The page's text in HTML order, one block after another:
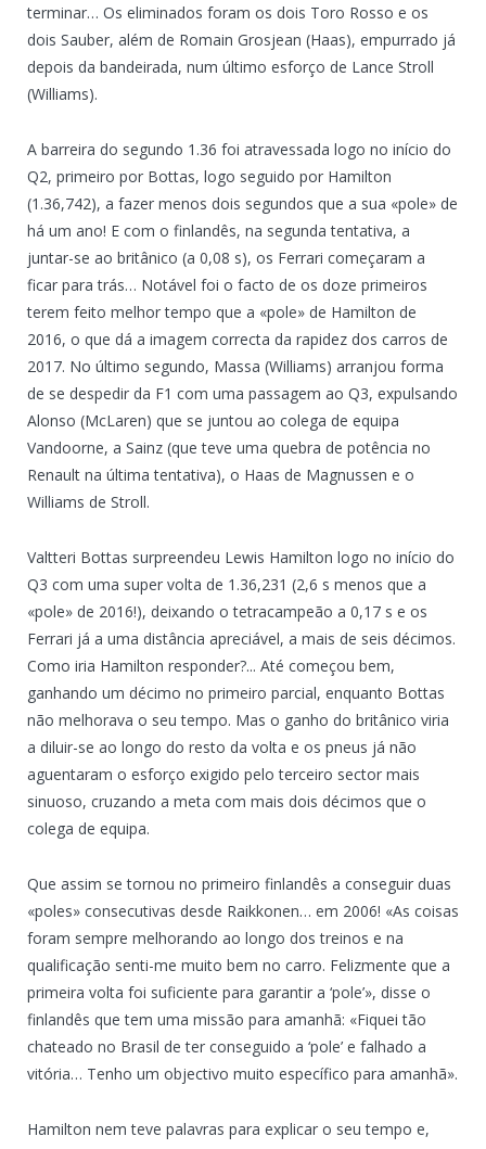
terminar… Os eliminados foram os dois Toro Rosso e os
dois Sauber, além de Romain Grosjean (Haas), empurrado já
depois da bandeirada, num último esforço de Lance Stroll
(Williams).
A barreira do segundo 1.36 foi atravessada logo no início do
Q2, primeiro por Bottas, logo seguido por Hamilton
(1.36,742), a fazer menos dois segundos que a sua «pole» de
há um ano! E com o finlandês, na segunda tentativa, a
juntar-se ao britânico (a 0,08 s), os Ferrari começaram a
ficar para trás… Notável foi o facto de os doze primeiros
terem feito melhor tempo que a «pole» de Hamilton de
2016, o que dá a imagem correcta da rapidez dos carros de
2017. No último segundo, Massa (Williams) arranjou forma
de se despedir da F1 com uma passagem ao Q3, expulsando
Alonso (McLaren) que se juntou ao colega de equipa
Vandoorne, a Sainz (que teve uma quebra de potência no
Renault na última tentativa), o Haas de Magnussen e o
Williams de Stroll.
Valtteri Bottas surpreendeu Lewis Hamilton logo no início do
Q3 com uma super volta de 1.36,231 (2,6 s menos que a
«pole» de 2016!), deixando o tetracampeão a 0,17 s e os
Ferrari já a uma distância apreciável, a mais de seis décimos.
Como iria Hamilton responder?... Até começou bem,
ganhando um décimo no primeiro parcial, enquanto Bottas
não melhorava o seu tempo. Mas o ganho do britânico viria
a diluir-se ao longo do resto da volta e os pneus já não
aguentaram o esforço exigido pelo terceiro sector mais
sinuoso, cruzando a meta com mais dois décimos que o
colega de equipa.
Que assim se tornou no primeiro finlandês a conseguir duas
«poles» consecutivas desde Raikkonen… em 2006! «As coisas
foram sempre melhorando ao longo dos treinos e na
qualificação senti-me muito bem no carro. Felizmente que a
primeira volta foi suficiente para garantir a ‘pole’», disse o
finlandês que tem uma missão para amanhã: «Fiquei tão
chateado no Brasil de ter conseguido a ‘pole’ e falhado a
vitória… Tenho um objectivo muito específico para amanhã».
Hamilton nem teve palavras para explicar o seu tempo e,